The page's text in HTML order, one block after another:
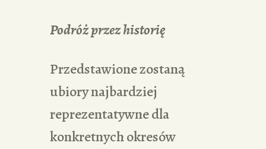
Podróż przez historię
Przedstawione zostaną
ubiory najbardziej
reprezentatywne dla
konkretnych okresów